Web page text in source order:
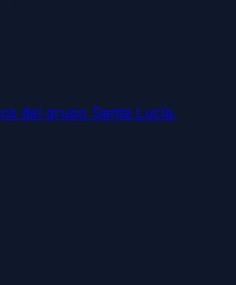
del grupo Santa Lucía.